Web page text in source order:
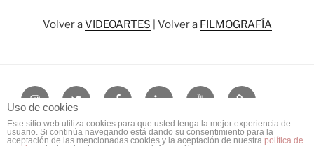
Volver aVIDEOARTES | Volver a FILMOGRAFÍA
InstagramTwitter FacebookLinkedInYoutubeBlog
Funciona gracias a WordPress
Uso de cookies
Este sitio web utiliza cookies para que usted tenga la mejor experiencia de
usuario. Si continúa navegando está dando su consentimiento para la
aceptación de las mencionadas cookies y la aceptación de nuestra política de